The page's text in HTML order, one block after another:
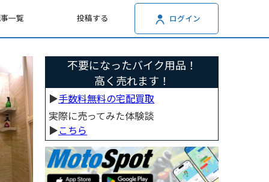
一覧 投稿する ログイン
不要になったバイク用品！
高く売れます！
▶︎手数料無料の宅配買取
実際に売ってみた体験談
▶︎こちら